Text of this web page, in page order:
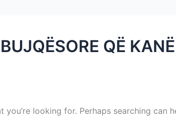
QË
you’re looking for. Perhaps searching can